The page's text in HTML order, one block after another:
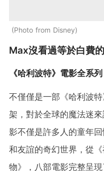
Photo from Disney
Max沒看過等於白費
《哈利波特》電影全系列
不僅僅是一部《哈利波
架，對於全球的魔法迷
影不僅是許多人的童年
和友誼的奇幻世界，從
物》，八部電影完整呈